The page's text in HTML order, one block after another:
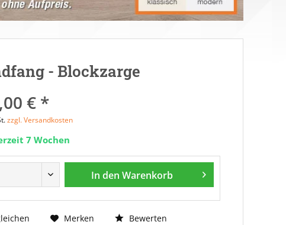
- Blockzarge
€ *
zzgl. Versandkosten
7 Wochen
In den Warenkorb
Merken Bewerten